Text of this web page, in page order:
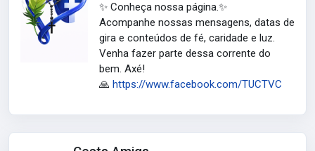
✨ Conheça nossa página.✨
Acompanhe nossas mensagens, datas de
gira e conteúdos de fé, caridade e luz.
Venha fazer parte dessa corrente do
bem. Axé!
🙏 https://www.facebook.com/TUCTVC